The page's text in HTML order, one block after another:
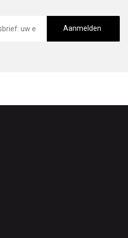
Aanmelden